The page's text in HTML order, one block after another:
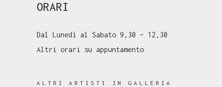
ORARI
Dal Lunedì al Sabato 9,30 – 12,30
Altri orari su appuntamento
ALTRI ARTISTI IN GALLERIA